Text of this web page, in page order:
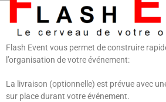
AVIS (0)
Informations
CONDITIONNEMENT
25 cl
Flash Event vous permet de construire
l’organisation de votre événement:
La livraison (optionnelle) est prévue avec
sur place durant votre événement.